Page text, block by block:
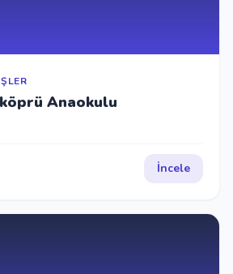
Anaokulu
İncele